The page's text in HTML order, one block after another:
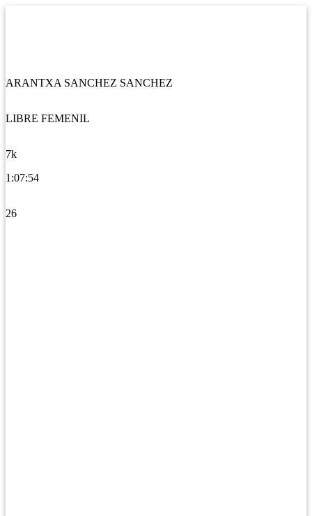
ARANTXA SANCHEZ SANCHEZ
LIBRE FEMENIL
7k
1:07:54
26